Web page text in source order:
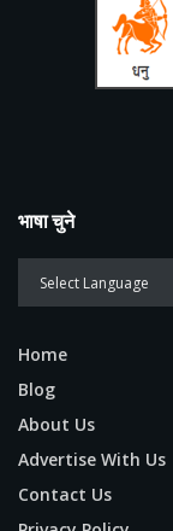
भाषा चुने
Home
Blog
About Us
Advertise With Us
Contact Us